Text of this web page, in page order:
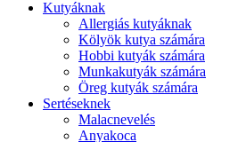
Kutyáknak
Allergiás kutyáknak
Kölyök kutya számára
Hobbi kutyák számára
Munkakutyák számára
Öreg kutyák számára
Sertéseknek
Malacnevelés
Anyakoca